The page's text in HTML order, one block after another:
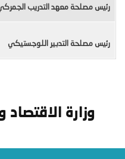
رئيس ﻣﺼﻠﺤﺔ معهد التدريب
رﺋﻴﺲ ﻣﺼﻠﺤﺔ التدبير اﻟﻠﻮﺟﺴﺘﻴﻜﻲ
وزارة